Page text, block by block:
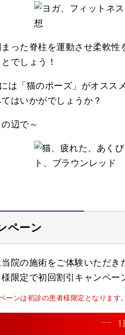
った脊柱を運動させ柔軟
でしょう！
は「猫のポーズ」がオスス
はいかがでしょうか？
辺で～
ペーン
当院の施術をご体験いただ
様限定で初回割引キャンペー
ーンは初診の患者様限定となります。